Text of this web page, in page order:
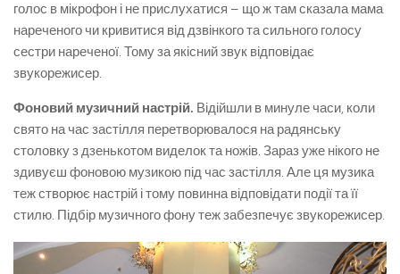
голос в мікрофон і не прислухатися – що ж там сказала мама
нареченого чи кривитися від дзвінкого та сильного голосу
сестри нареченої. Тому за якісний звук відповідає
звукорежисер.
Фоновий музичний настрій. Відійшли в минуле часи, коли
свято на час застілля перетворювалося на радянську
столовку з дзенькотом виделок та ножів. Зараз уже нікого не
здивуєш фоновою музикою під час застілля. Але ця музика
теж створює настрій і тому повинна відповідати події та її
стилю. Підбір музичного фону теж забезпечує звукорежисер.